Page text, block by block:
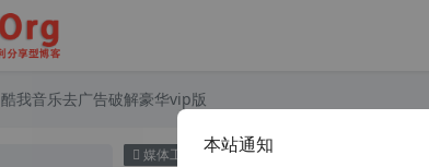
酷我音乐去广告破解豪华vip版
媒体工具 酷我音乐车机版 手机版 v7.1.8.21 可与
本站通知